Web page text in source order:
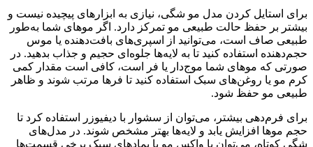
برای استایل کردن مدل مو شگی، نیازی به ابزارهای پیچیده نیست و
بیشتر بر حفظ حالت طبیعی مو تمرکز دارد. اگر موهای شما به‌طور
طبیعی صاف است، می‌توانید از اسپری‌های بافت‌دهنده یا موس
حجم‌دهنده استفاده کنید تا به لایه‌ها جلوه‌ای حجیم و جذاب بدهید. در
صورتی که موهای شما موج‌دار یا فر است، کافی است مقدار کمی
کرم مو یا روغن‌های سبک استفاده کنید تا فرها مرتب شوند و ظاهر
طبیعی مو حفظ شود.
برای فرم‌دهی بیشتر، می‌توان از سشوار با دیفیوزر استفاده کرد تا
حجم موها افزایش یابد و لایه‌ها بهتر مشخص شوند. در مدل‌های
شگی کوتاه، می‌توان با واکس مو یا پمادهای سبک برخی قسمت‌ها